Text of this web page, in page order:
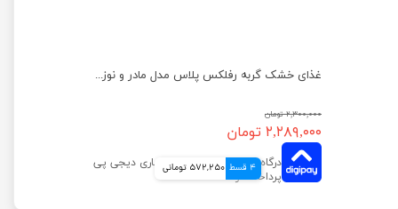
غذای خشک گربه رفلکس پلاس مدل مادر و نوزاد وزن 1.5 کیلوگرم
۲,۳۰۰,۰۰۰ تومان
۲,۲۸۹,۰۰۰ تومان
4 قسط 572,250 تومانی